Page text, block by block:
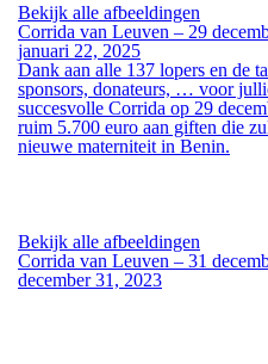
Bekijk alle afbeeldingen
Corrida van Leuven – 29
januari 22, 2025
Dank aan alle 137 lopers en de
sponsors, donateurs, … voor
succesvolle Corrida op 29
ruim 5.700 euro aan giften die
nieuwe materniteit in Benin.
Bekijk alle afbeeldingen
Corrida van Leuven – 31
december 31, 2023